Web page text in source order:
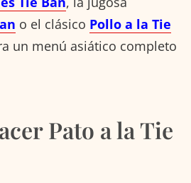
o el clásico Pollo a la Tie
un menú asiático completo
Pato a la Tie